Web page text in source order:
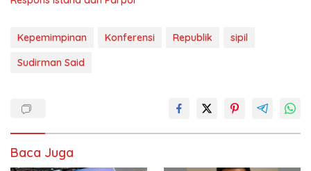
Kepemimpinan Konferensi Republik
sipil
Sudirman Said
Baca Juga